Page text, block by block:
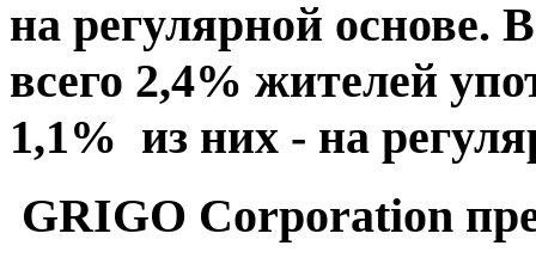
на регулярной основе.
всего 2,4% жителей
1,1% из них - на
GRIGO Corporation